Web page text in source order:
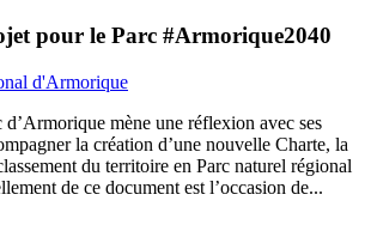
pour le Parc #Armorique2040
d'Armorique
mène une réflexion avec ses
la création d’une nouvelle Charte, la
du territoire en Parc naturel régional
de ce document est l’occasion de...